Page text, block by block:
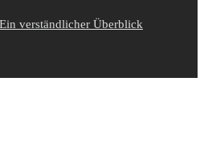
verständlicher Überblick